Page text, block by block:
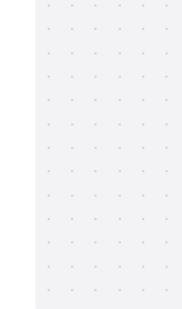
私有化部署
客户案例
帮助中心
知识分享社区